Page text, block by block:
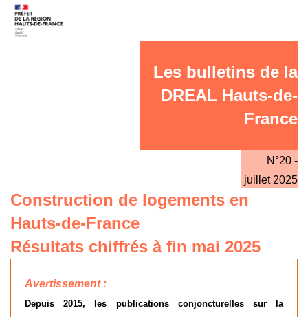
Les bulletins de la
DREAL Hauts-de-
France
N°20 -
juillet 2025
Construction de logements en
Hauts-de-France
Résultats chiffrés à fin mai 2025
Avertissement :
Depuis 2015, les publications conjoncturelles sur la